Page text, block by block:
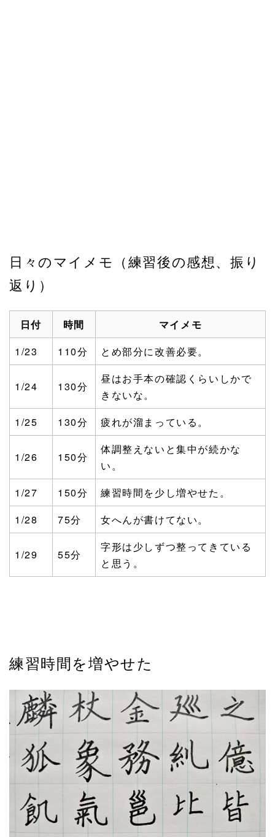
日々のマイメモ（練習後の感想、振り
返り）
日付 時間
マイメモ
1/23
110分 とめ部分に改善必要。
1/24 130分
昼はお手本の確認くらいしかで
きないな。
1/25
130分 疲れが溜まっている。
1/26 150分
体調整えないと集中が続かな
い。
1/27
150分
練習時間を少し増やせた。
1/28
75分 女へんが書けてない。
1/29 55分
字形は少しずつ整ってきている
と思う。
練習時間を増やせた